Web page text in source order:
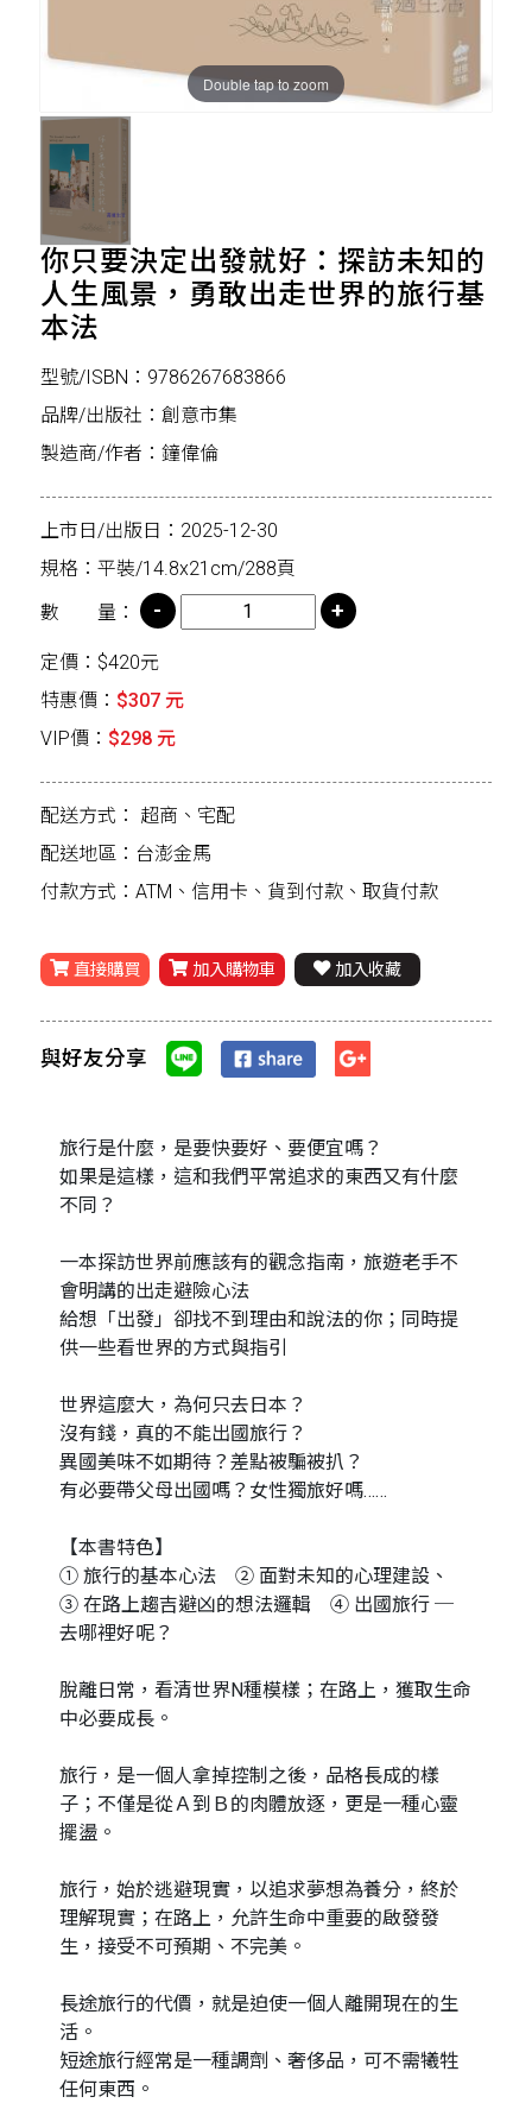
Double tap to zoom
你只要決定出發就好：探訪未知的
人生風景，勇敢出走世界的旅行基
本法
型號/ISBN：9786267683866
品牌/出版社：創意市集
製造商/作者：鐘偉倫
上市日/出版日：2025-12-30
規格：平裝/14.8x21cm/288頁
數 量：
定價：$420元
特惠價： $307 元
VIP價： $298 元
配送方式： 超商、宅配
配送地區：台澎金馬
付款方式：ATM、信用卡、貨到付款、取貨付款
直接購買 加入購物車 加入收藏
與好友分享
旅行是什麼，是要快要好、要便宜嗎？
如果是這樣，這和我們平常追求的東西又有什麼
不同？
一本探訪世界前應該有的觀念指南，旅遊老手不
會明講的出走避險心法
給想「出發」卻找不到理由和說法的你；同時提
供一些看世界的方式與指引
世界這麼大，為何只去日本？
沒有錢，真的不能出國旅行？
異國美味不如期待？差點被騙被扒？
有必要帶父母出國嗎？女性獨旅好嗎……
【本書特色】
① 旅行的基本心法 ② 面對未知的心理建設、
③ 在路上趨吉避凶的想法邏輯 ④ 出國旅行 ─
去哪裡好呢？
脫離日常，看清世界N種模樣；在路上，獲取生命
中必要成長。
旅行，是一個人拿掉控制之後，品格長成的樣
子；不僅是從Ａ到Ｂ的肉體放逐，更是一種心靈
擺盪。
旅行，始於逃避現實，以追求夢想為養分，終於
理解現實；在路上，允許生命中重要的啟發發
生，接受不可預期、不完美。
長途旅行的代價，就是迫使一個人離開現在的生
活。
短途旅行經常是一種調劑、奢侈品，可不需犧牲
任何東西。